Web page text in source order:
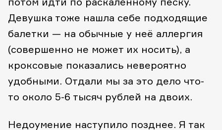
Девушка тоже нашла себе подходящие
балетки — на обычные у неё аллергия
(совершенно не может их носить), а
кроксовые показались невероятно
удобными. Отдали мы за это дело что-
то около 5-6 тысяч рублей на двоих.
Недоумение наступило позднее. Я так